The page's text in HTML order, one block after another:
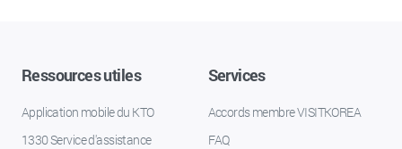
Ressources utiles
Application mobile du KTO
1330 Service d'assistance
Services
Accords membre VISITKOREA
FAQ